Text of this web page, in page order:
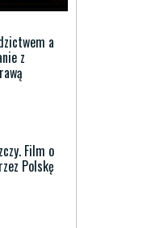
a
z
Film o
Polskę